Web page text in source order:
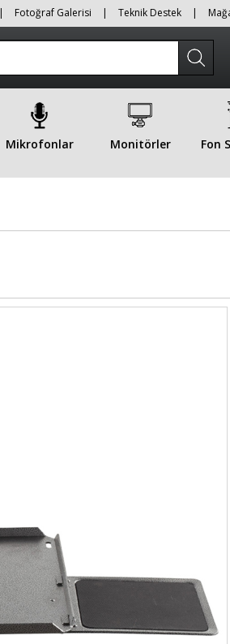
| Fotoğraf Galerisi | Teknik Destek |
Mikrofonlar Monitörler Fon